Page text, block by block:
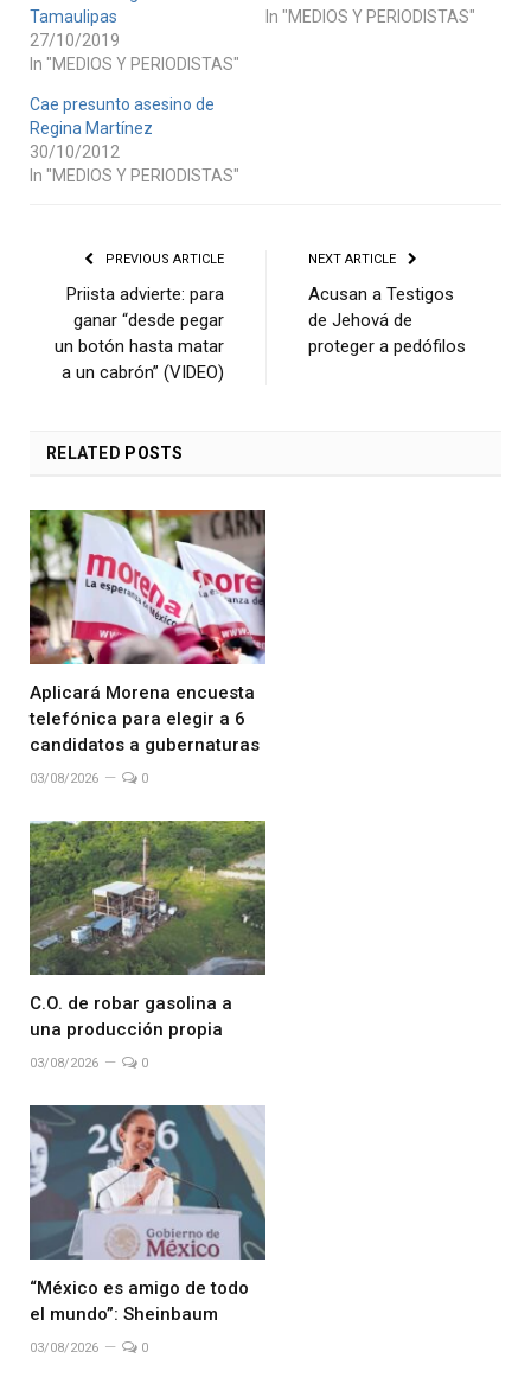
Tamaulipas
27/10/2019
In "MEDIOS Y PERIODISTAS"
In "MEDIOS Y PERIODISTAS"
Cae presunto asesino de
Regina Martínez
30/10/2012
In "MEDIOS Y PERIODISTAS"
PREVIOUS ARTICLE
Priista advierte: para
ganar “desde pegar
un botón hasta matar
a un cabrón” (VIDEO)
NEXT ARTICLE
Acusan a Testigos
de Jehová de
proteger a pedófilos
RELATED POSTS
Aplicará Morena encuesta
telefónica para elegir a 6
candidatos a gubernaturas
03/08/2026 0
C.O. de robar gasolina a
una producción propia
03/08/2026 0
“México es amigo de todo
el mundo”: Sheinbaum
03/08/2026 0